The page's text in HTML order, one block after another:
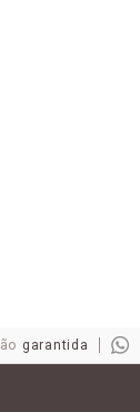
garantida